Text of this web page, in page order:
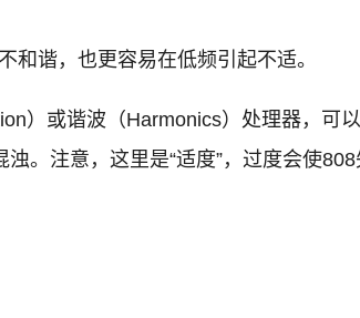
和谐，也更容易在低频引起不适。
）或谐波（Harmonics）处理器，可
。注意，这里是“适度”，过度会使808